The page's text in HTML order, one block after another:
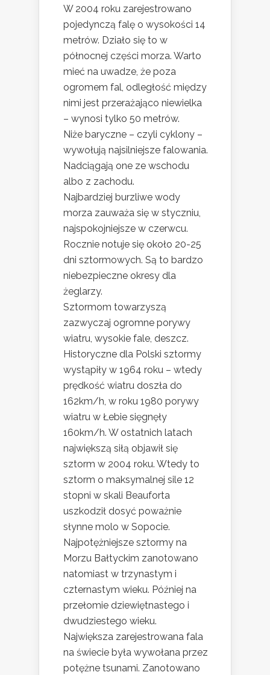
W 2004 roku zarejestrowano
pojedynczą falę o wysokości 14
metrów. Działo się to w
północnej części morza. Warto
mieć na uwadze, że poza
ogromem fal, odległość między
nimi jest przerażająco niewielka
– wynosi tylko 50 metrów.
Niże baryczne – czyli cyklony –
wywołują najsilniejsze falowania.
Nadciągają one ze wschodu
albo z zachodu.
Najbardziej burzliwe wody
morza zauważa się w styczniu,
najspokojniejsze w czerwcu.
Rocznie notuje się około 20-25
dni sztormowych. Są to bardzo
niebezpieczne okresy dla
żeglarzy.
Sztormom towarzyszą
zazwyczaj ogromne porywy
wiatru, wysokie fale, deszcz.
Historyczne dla Polski sztormy
wystąpiły w 1964 roku – wtedy
prędkość wiatru doszła do
162km/h, w roku 1980 porywy
wiatru w Łebie sięgnęły
160km/h. W ostatnich latach
największą siłą objawił się
sztorm w 2004 roku. Wtedy to
sztorm o maksymalnej sile 12
stopni w skali Beauforta
uszkodził dosyć poważnie
słynne molo w Sopocie.
Najpotężniejsze sztormy na
Morzu Bałtyckim zanotowano
natomiast w trzynastym i
czternastym wieku. Później na
przełomie dziewiętnastego i
dwudziestego wieku.
Największa zarejestrowana fala
na świecie była wywołana przez
potężne tsunami. Zanotowano